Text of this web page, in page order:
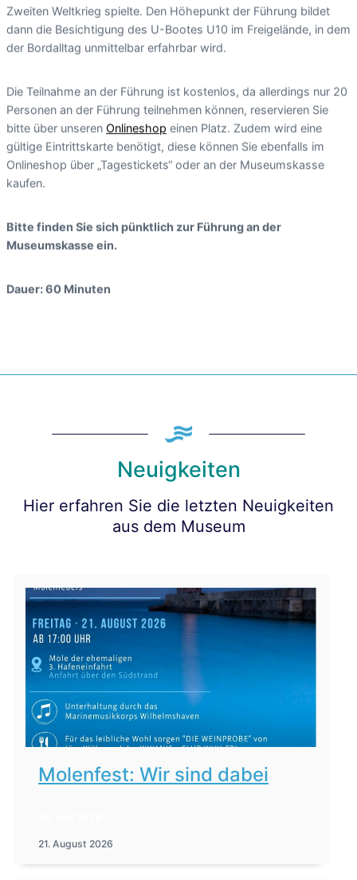
Zweiten Weltkrieg spielte. Den Höhepunkt der Führung bildet
dann die Besichtigung des U-Bootes U10 im Freigelände, in dem
der Bordalltag unmittelbar erfahrbar wird.
Die Teilnahme an der Führung ist kostenlos, da allerdings nur 20
Personen an der Führung teilnehmen können, reservieren Sie
bitte über unseren Onlineshop einen Platz. Zudem wird eine
gültige Eintrittskarte benötigt, diese können Sie ebenfalls im
Onlineshop über „Tagestickets“ oder an der Museumskasse
kaufen.
Bitte finden Sie sich pünktlich zur Führung an der
Museumskasse ein.
Dauer: 60 Minuten
Neuigkeiten
Hier erfahren Sie die letzten Neuigkeiten
aus dem Museum
Molenfest: Wir sind dabei
21. August 2026